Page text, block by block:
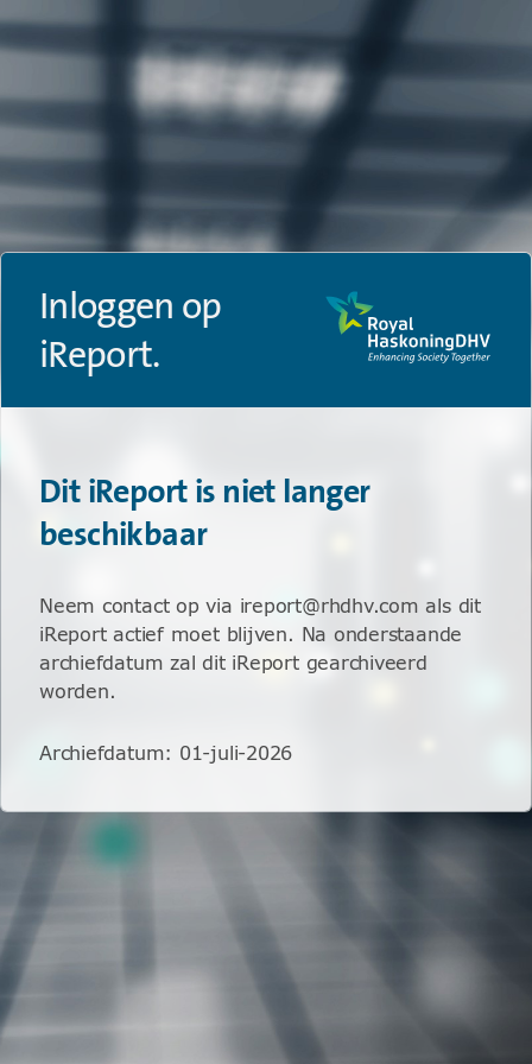
Inloggen op
iReport.
Dit iReport is niet langer
beschikbaar
Neem contact op via ireport@rhdhv.com als dit
iReport actief moet blijven. Na onderstaande
archiefdatum zal dit iReport gearchiveerd
worden.
Archiefdatum: 01-juli-2026